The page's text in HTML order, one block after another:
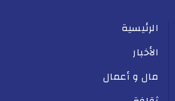
الرئيسية
الأخبار
مال و أعمال